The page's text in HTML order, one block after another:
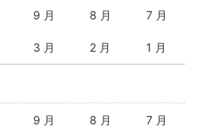
9 月 8 月 7 月
3 月 2 月 1 月
9 月 8 月 7 月